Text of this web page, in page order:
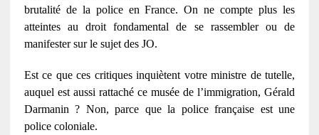
brutalité de la police en France. On ne compte plus les
atteintes au droit fondamental de se rassembler ou de
manifester sur le sujet des JO.
Est ce que ces critiques inquiètent votre ministre de tutelle,
auquel est aussi rattaché ce musée de l’immigration, Gérald
Darmanin ? Non, parce que la police française est une
police coloniale.